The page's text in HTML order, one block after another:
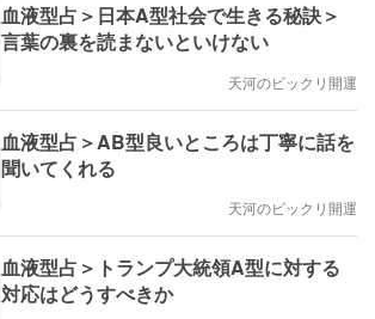
血液型占＞日本A型社会で生きる秘訣＞
言葉の裏を読まないといけない
天河のビックリ開運
血液型占＞AB型良いところは丁寧に話を
聞いてくれる
天河のビックリ開運
血液型占＞トランプ大統領A型に対する
対応はどうすべきか